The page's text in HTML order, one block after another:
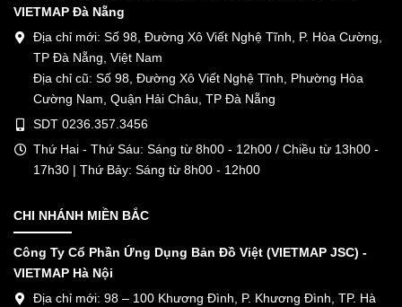
VIETMAP Đà Nẵng
Địa chỉ mới: Số 98, Đường Xô Viết Nghệ Tĩnh, P. Hòa Cường,
TP Đà Nẵng, Việt Nam
Địa chỉ cũ: Số 98, Đường Xô Viết Nghệ Tĩnh, Phường Hòa
Cường Nam, Quận Hải Châu, TP Đà Nẵng
SDT 0236.357.3456
Thứ Hai - Thứ Sáu: Sáng từ 8h00 - 12h00 / Chiều từ 13h00 -
17h30 | Thứ Bảy: Sáng từ 8h00 - 12h00
CHI NHÁNH MIỀN BẮC
Công Ty Cổ Phần Ứng Dụng Bản Đồ Việt (VIETMAP JSC) -
VIETMAP Hà Nội
Địa chỉ mới: 98 – 100 Khương Đình, P. Khương Đình, TP. Hà